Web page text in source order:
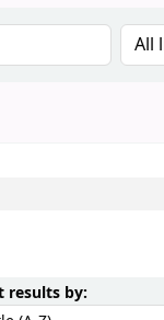
results by:Sort by: